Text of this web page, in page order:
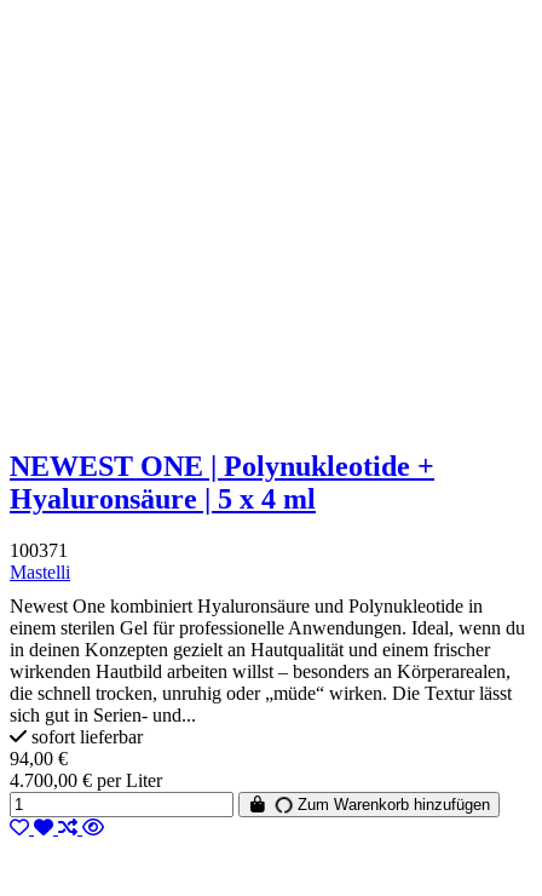
NEWEST ONE | Polynukleotide +
Hyaluronsäure | 5 x 4 ml
100371
Mastelli
Newest One kombiniert Hyaluronsäure und Polynukleotide in
einem sterilen Gel für professionelle Anwendungen. Ideal, wenn du
in deinen Konzepten gezielt an Hautqualität und einem frischer
wirkenden Hautbild arbeiten willst – besonders an Körperarealen,
die schnell trocken, unruhig oder „müde“ wirken. Die Textur lässt
sich gut in Serien- und...
sofort lieferbar
94,00 €
4.700,00 € per Liter
Zum Warenkorb hinzufügen